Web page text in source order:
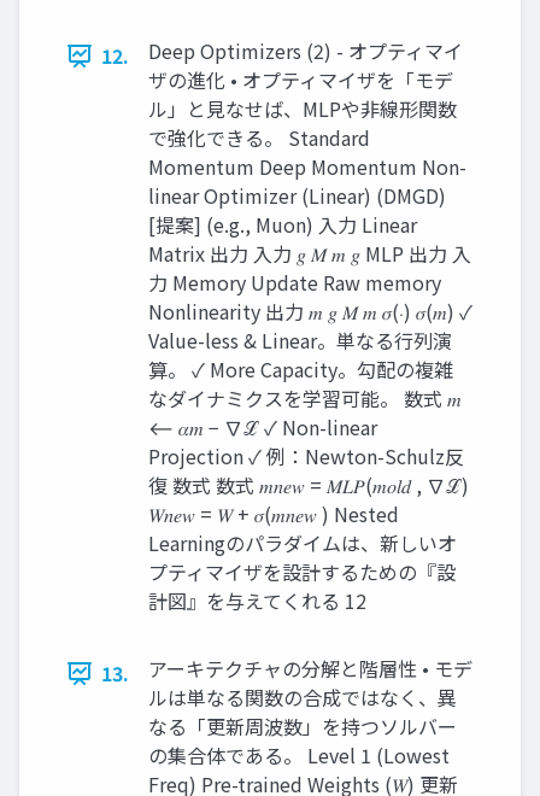
12.
Deep Optimizers (2) - オプティマイ
ザの進化 • オプティマイザを「モデ
ル」と見なせば、MLPや非線形関数
で強化できる。 Standard
Momentum Deep Momentum Non-
linear Optimizer (Linear) (DMGD)
[提案] (e.g., Muon) 入力 Linear
Matrix 出力 入力 𝑔 𝑀 𝑚 𝑔 MLP 出力 入
力 Memory Update Raw memory
Nonlinearity 出力 𝑚 𝑔 𝑀 𝑚 𝜎(⋅) 𝜎(𝑚) ✓
Value-less & Linear。単なる行列演
算。 ✓ More Capacity。勾配の複雑
なダイナミクスを学習可能。 数式 𝑚
⟵ 𝛼𝑚 − ∇ℒ ✓ Non-linear
Projection ✓ 例：Newton-Schulz反
復 数式 数式 𝑚𝑛𝑒𝑤 = 𝑀𝐿𝑃(𝑚𝑜𝑙𝑑 , ∇ℒ)
𝑊𝑛𝑒𝑤 = 𝑊 + 𝜎(𝑚𝑛𝑒𝑤 ) Nested
Learningのパラダイムは、新しいオ
プティマイザを設計するための『設
計図』を与えてくれる 12
13.
アーキテクチャの分解と階層性 • モデ
ルは単なる関数の合成ではなく、異
なる「更新周波数」を持つソルバー
の集合体である。 Level 1 (Lowest
Freq) Pre-trained Weights (𝑊) 更新